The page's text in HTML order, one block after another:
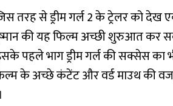
तरह से ड्रीम गर्ल 2 के ट्रेलर को देख
की यह फिल्म अच्छी शुरुआत कर
पहले भाग ड्रीम गर्ल की सक्सेस का
के अच्छे कंटेंट और वर्ड माउथ की